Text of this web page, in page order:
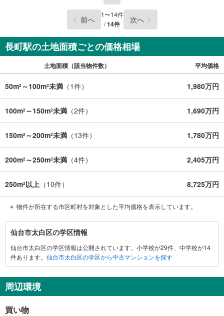
前へ 1〜14件
/14件 次へ
長町駅の土地面積ごとの価格相場
土地面積（該当物件数） 平均価格
50m2 ～100m2未満 （1件） 1,980万円
100m2 ～150m2未満 （2件） 1,690万円
150m2 ～200m2未満 （13件） 1,780万円
200m2 ～250m2未満 （4件） 2,405万円
250m2以上 （10件） 8,725万円
物件が所在する市区町村を対象とした平均価格を表示しています。
仙
台
市
太
区
に
仙台市太白区の学区情報
仙台市太白区の学区情報は公開されています。小学校が29件、中学校が14
件あります。 仙台市太白区の学区から中古マンションを探す
周辺環境
買い物